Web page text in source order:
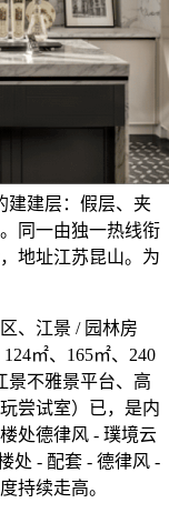
建建层：假层、夹
同一由独一热线衔
地址江苏昆山。为
、江景 / 园林房
㎡、165㎡、240
景不雅景平台、高
尝试室）已，是内
处德律风 - 璞境云
处 - 配套 - 德律风 -
持续走高。